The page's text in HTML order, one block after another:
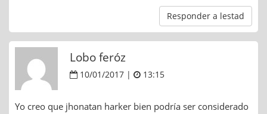
Responder a lestad
Lobo feróz
10/01/2017 | 13:15
Yo creo que jhonatan harker bien podría ser considerado